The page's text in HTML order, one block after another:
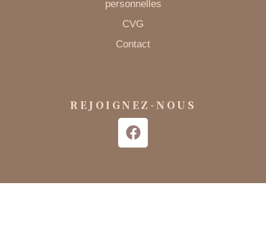
personnelles
CVG
Contact
REJOIGNEZ-NOUS